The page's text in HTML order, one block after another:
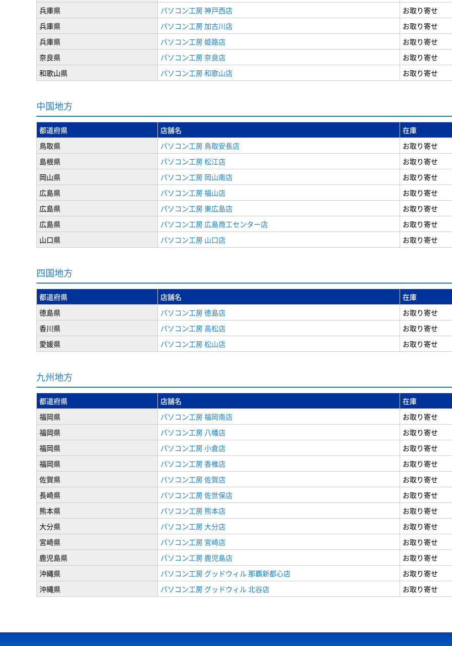
兵庫県
パソコン工房 神戸西店
お取り寄せ
兵庫県
パソコン工房 加古川店
お取り寄せ
兵庫県
パソコン工房 姫路店
お取り寄せ
奈良県
パソコン工房 奈良店
お取り寄せ
和歌山県
パソコン工房 和歌山店 お取り寄せ
中国地方
都道府県 店舗名
在庫
鳥取県
パソコン工房 鳥取安長店
お取り寄せ
島根県
パソコン工房 松江店
お取り寄せ
岡山県
パソコン工房 岡山南店
お取り寄せ
広島県
パソコン工房 福山店
お取り寄せ
広島県
パソコン工房 東広島店
お取り寄せ
広島県
パソコン工房 広島商工センター店
お取り寄せ
山口県
パソコン工房 山口店 お取り寄せ
四国地方
都道府県 店舗名
在庫
徳島県
パソコン工房 徳島店
お取り寄せ
香川県
パソコン工房 高松店
お取り寄せ
愛媛県
パソコン工房 松山店 お取り寄せ
九州地方
都道府県 店舗名
在庫
福岡県
パソコン工房 福岡南店
お取り寄せ
福岡県
パソコン工房 八幡店
お取り寄せ
福岡県
パソコン工房 小倉店
お取り寄せ
福岡県
パソコン工房 香椎店
お取り寄せ
佐賀県
パソコン工房 佐賀店
お取り寄せ
長崎県
パソコン工房 佐世保店
お取り寄せ
熊本県
パソコン工房 熊本店
お取り寄せ
大分県
パソコン工房 大分店
お取り寄せ
宮崎県
パソコン工房 宮崎店
お取り寄せ
鹿児島県
パソコン工房 鹿児島店
お取り寄せ
沖縄県
パソコン工房 グッドウィル 那覇新都心店
お取り寄せ
沖縄県
パソコン工房 グッドウィル 北谷店 お取り寄せ